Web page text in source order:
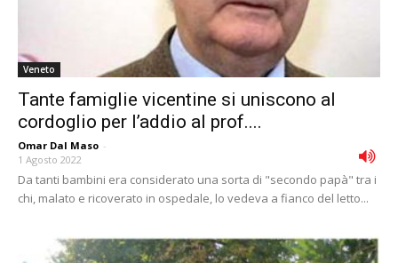
Veneto
Tante famiglie vicentine si uniscono al
cordoglio per l’addio al prof....
Omar Dal Maso -
1 Agosto 2022
Da tanti bambini era considerato una sorta di "secondo papà" tra i
chi, malato e ricoverato in ospedale, lo vedeva a fianco del letto...